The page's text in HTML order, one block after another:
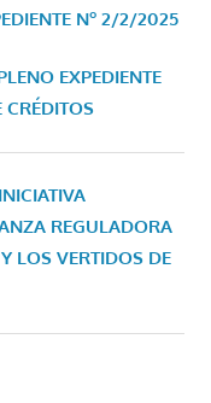
Nº 2/2/2025
EXPEDIENTE
REGULADORA
LOS VERTIDOS DE